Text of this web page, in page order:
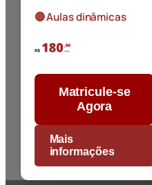
🔴 Aulas dinâmicas
Matricule-se
Agora
Mais
informações